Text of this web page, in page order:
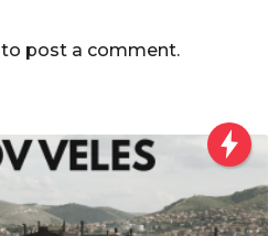
to post a comment.